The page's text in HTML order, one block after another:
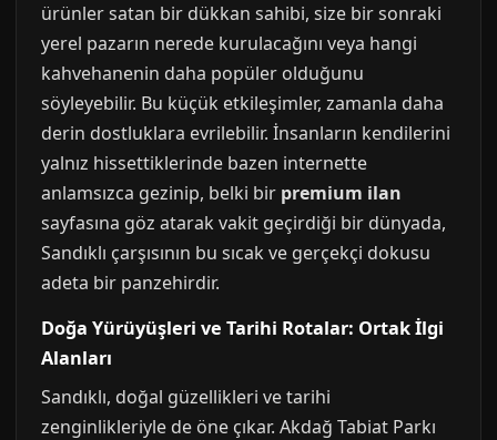
ürünler satan bir dükkan sahibi, size bir sonraki
yerel pazarın nerede kurulacağını veya hangi
kahvehanenin daha popüler olduğunu
söyleyebilir. Bu küçük etkileşimler, zamanla daha
derin dostluklara evrilebilir. İnsanların kendilerini
yalnız hissettiklerinde bazen internette
anlamsızca gezinip, belki bir premium ilan
sayfasına göz atarak vakit geçirdiği bir dünyada,
Sandıklı çarşısının bu sıcak ve gerçekçi dokusu
adeta bir panzehirdir.
Doğa Yürüyüşleri ve Tarihi Rotalar: Ortak İlgi
Alanları
Sandıklı, doğal güzellikleri ve tarihi
zenginlikleriyle de öne çıkar. Akdağ Tabiat Parkı